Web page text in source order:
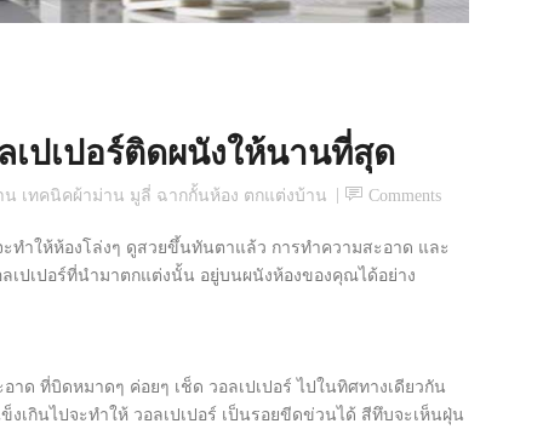
ปเปอร์ติดผนังให้นานที่สุด
น เทคนิคผ้าม่าน มูลี่ ฉากกั้นห้อง ตกแต่งบ้าน Comments
ทำให้ห้องโล่งๆ ดูสวยขึ้นทันตาแล้ว การทำความสะอาด และ
เปเปอร์ที่นำมาตกแต่งนั้น อยู่บนผนังห้องของคุณได้อย่าง
ด ที่บิดหมาดๆ ค่อยๆ เช็ด วอลเปเปอร์ ไปในทิศทางเดียวกัน
เกินไปจะทำให้ วอลเปเปอร์ เป็นรอยขีดข่วนได้ สีทึบจะเห็นฝุ่น